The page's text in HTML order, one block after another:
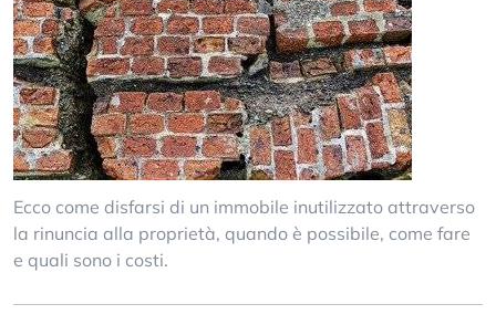
Ecco come disfarsi di un immobile inutilizzato attraverso
la rinuncia alla proprietà, quando è possibile, come fare
e quali sono i costi.